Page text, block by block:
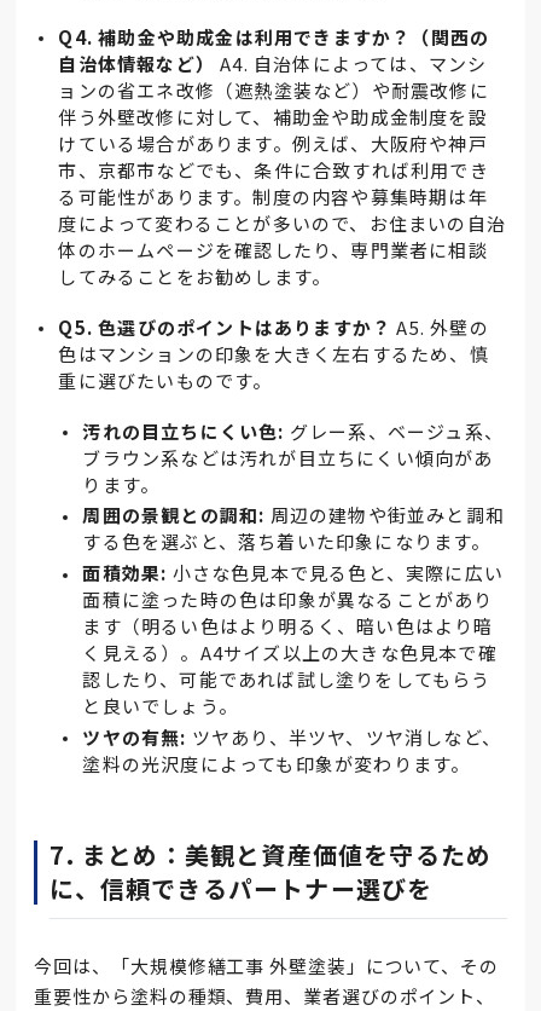
Q4. 補助金や助成金は利用できますか？（関西の
自治体情報など）
A4. 自治体によっては、マンシ
ョンの省エネ改修（遮熱塗装など）や耐震改修に
伴う外壁改修に対して、補助金や助成金制度を設
けている場合があります。例えば、大阪府や神戸
市、京都市などでも、条件に合致すれば利用でき
る可能性があります。制度の内容や募集時期は年
度によって変わることが多いので、お住まいの自治
体のホームページを確認したり、専門業者に相談
してみることをお勧めします。
Q5. 色選びのポイントはありますか？ A5. 外壁の
色はマンションの印象を大きく左右するため、慎
重に選びたいものです。
汚れの目立ちにくい色: グレー系、ベージュ系、
ブラウン系などは汚れが目立ちにくい傾向があ
ります。
周囲の景観との調和: 周辺の建物や街並みと調和
する色を選ぶと、落ち着いた印象になります。
面積効果: 小さな色見本で見る色と、実際に広い
面積に塗った時の色は印象が異なることがあり
ます（明るい色はより明るく、暗い色はより暗
く見える）。A4サイズ以上の大きな色見本で確
認したり、可能であれば試し塗りをしてもらう
と良いでしょう。
ツヤの有無: ツヤあり、半ツヤ、ツヤ消しなど、
塗料の光沢度によっても印象が変わります。
7. まとめ：美観と資産価値を守るため
に、信頼できるパートナー選びを
今回は、「大規模修繕工事 外壁塗装」について、その
重要性から塗料の種類、費用、業者選びのポイント、